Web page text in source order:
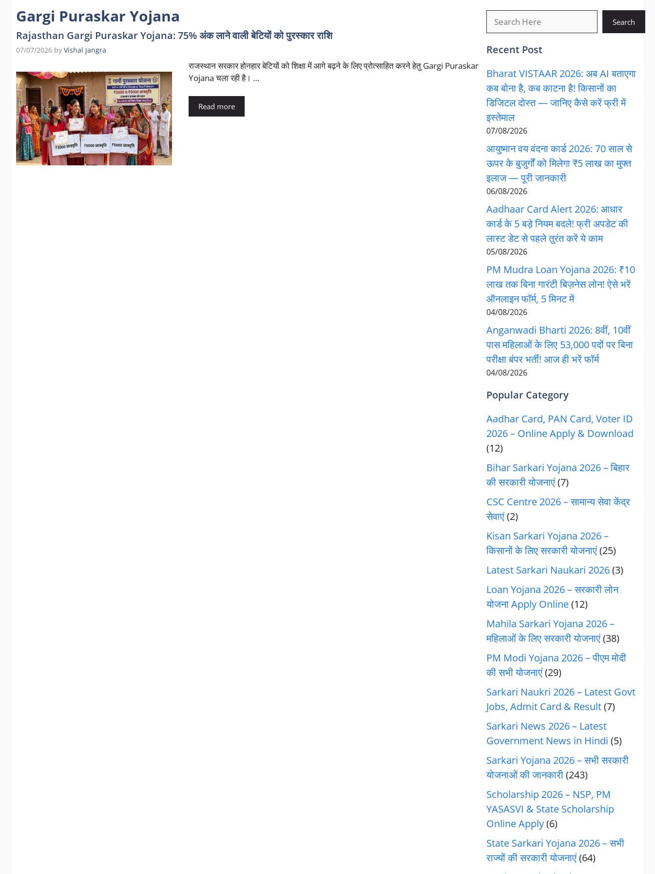
Gargi Puraskar Yojana
Rajasthan Gargi Puraskar Yojana: 75% अंक लाने वाली बेटियों को पुरस्कार राशि
07/07/2026 by Vishal Jangra
राजस्थान सरकार होनहार बेटियों को शिक्षा में आगे बढ़ने के लिए प्रोत्साहित करने हेतु Gargi Puraskar
Yojana चला रही है। …
Read more
Search
Recent Post
Bharat VISTAAR 2026: अब AI बताएगा
कब बोना है, कब काटना है! किसानों का
डिजिटल दोस्त — जानिए कैसे करें फ्री में
इस्तेमाल
07/08/2026
आयुष्मान वय वंदना कार्ड 2026: 70 साल से
ऊपर के बुजुर्गों को मिलेगा ₹5 लाख का मुफ्त
इलाज — पूरी जानकारी
06/08/2026
Aadhaar Card Alert 2026: आधार
कार्ड के 5 बड़े नियम बदले! फ्री अपडेट की
लास्ट डेट से पहले तुरंत करें ये काम
05/08/2026
PM Mudra Loan Yojana 2026: ₹10
लाख तक बिना गारंटी बिज़नेस लोन! ऐसे भरें
ऑनलाइन फॉर्म, 5 मिनट में
04/08/2026
Anganwadi Bharti 2026: 8वीं, 10वीं
पास महिलाओं के लिए 53,000 पदों पर बिना
परीक्षा बंपर भर्ती! आज ही भरें फॉर्म
04/08/2026
Popular Category
Aadhar Card, PAN Card, Voter ID
2026 – Online Apply & Download
(12)
Bihar Sarkari Yojana 2026 – बिहार
की सरकारी योजनाएं(7)
CSC Centre 2026 – सामान्य सेवा केंद्र
सेवाएं(2)
Kisan Sarkari Yojana 2026 –
किसानों के लिए सरकारी योजनाएं(25)
Latest Sarkari Naukari 2026(3)
Loan Yojana 2026 – सरकारी लोन
योजना Apply Online(12)
Mahila Sarkari Yojana 2026 –
महिलाओं के लिए सरकारी योजनाएं(38)
PM Modi Yojana 2026 – पीएम मोदी
की सभी योजनाएं(29)
Sarkari Naukri 2026 – Latest Govt
Jobs, Admit Card & Result(7)
Sarkari News 2026 – Latest
Government News in Hindi (5)
Sarkari Yojana 2026 – सभी सरकारी
योजनाओं की जानकारी(243)
Scholarship 2026 – NSP, PM
YASASVI & State Scholarship
Online Apply(6)
State Sarkari Yojana 2026 – सभी
राज्यों की सरकारी योजनाएं(64)